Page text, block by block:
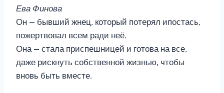
Ева Финова
Он — бывший жнец, который потерял ипостась,
пожертвовал всем ради неё.
Она — стала приспешницей и готова на все,
даже рискнуть собственной жизнью, чтобы
вновь быть вместе.